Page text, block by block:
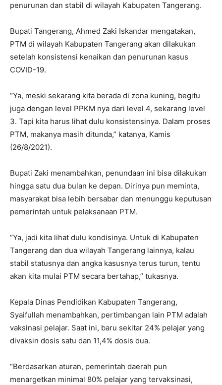
penurunan dan stabil di wilayah Kabupaten Tangerang.
Bupati Tangerang, Ahmed Zaki Iskandar mengatakan,
PTM di wilayah Kabupaten Tangerang akan dilakukan
setelah konsistensi kenaikan dan penurunan kasus
COVID-19.
“Ya, meski sekarang kita berada di zona kuning, begitu
juga dengan level PPKM nya dari level 4, sekarang level
3. Tapi kita harus lihat dulu konsistensinya. Dalam proses
PTM, makanya masih ditunda,” katanya, Kamis
(26/8/2021).
Bupati Zaki menambahkan, penundaan ini bisa dilakukan
hingga satu dua bulan ke depan. Dirinya pun meminta,
masyarakat bisa lebih bersabar dan menunggu keputusan
pemerintah untuk pelaksanaan PTM.
“Ya, jadi kita lihat dulu kondisinya. Untuk di Kabupaten
Tangerang dan dua wilayah Tangerang lainnya, kalau
stabil statusnya dan angka kasusnya terus turun, tentu
akan kita mulai PTM secara bertahap,” tukasnya.
Kepala Dinas Pendidikan Kabupaten Tangerang,
Syaifullah menambahkan, pertimbangan lain PTM adalah
vaksinasi pelajar. Saat ini, baru sekitar 24% pelajar yang
divaksin dosis satu dan 11,4% dosis dua.
“Berdasarkan aturan, pemerintah daerah pun
menargetkan minimal 80% pelajar yang tervaksinasi,